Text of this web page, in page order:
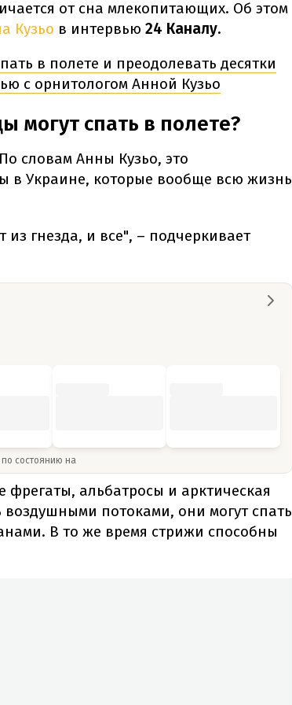
от сна млекопитающих. Об этом
Кузьо в интервью 24 Каналу.
в полете и преодолевать десятки
с орнитологом Анной Кузьо
могут спать в полете?
словам Анны Кузьо, это
в Украине, которые вообще всю жизнь
гнезда, и все", – подчеркивает
состоянию на
фрегаты, альбатросы и арктическая
воздушными потоками, они могут спать
В то же время стрижи способны